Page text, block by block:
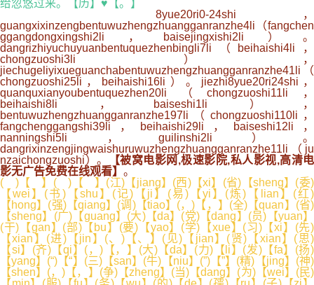
给忽悠过来。【历】♥【。】
8yue20ri0-24shi，
guangxixinzengbentuwuzhengzhuangganranzhe4li（fangchen
ggangdongxingshi2li，baisejingxishi2li）。
dangrizhiyuchuyuanbentuquezhenbingli7li（beihaishi4li，
chongzuoshi3li），
jiechugeliyixueguanchabentuwuzhengzhuangganranzhe41li（
chongzuoshi25li，beihaishi16li）。jiezhi8yue20ri24shi，
quanquxianyoubentuquezhen20li（chongzuoshi11li，
beihaishi8li，baiseshi1li），
bentuwuzhengzhuangganranzhe197li（chongzuoshi110li，
fangchenggangshi39li，beihaishi29li，baiseshi12li，
nanningshi5li，guilinshi2li）。
dangrixinzengjingwaishuruwuzhengzhuangganranzhe11li（ju
nzaichongzuoshi）。
【被窝电影网,极速影院,私人影视,高清电
影无广告免费在线观看】 。
( )【 】( )【 】(江)【jiang】(西)【xi】(省)【sheng】(委)
【wei】(书)【shu】(记)【ji】(易)【yi】(炼)【lian】(红)
【hong】(强)【qiang】(调)【tiao】(，)【，】(全)【quan】(省)
【sheng】(广)【guang】(大)【da】(党)【dang】(员)【yuan】
(干)【gan】(部)【bu】(要)【yao】(学)【xue】(习)【xi】(先)
【xian】(进)【jin】(、)【、】(见)【jian】(贤)【xian】(思)
【si】(齐)【qi】(，)【，】(大)【da】(力)【li】(发)【fa】(扬)
【yang】(“)【“】(三)【san】(牛)【niu】(”)【”】(精)【jing】(神)
【shen】(，)【，】(争)【zheng】(当)【dang】(为)【wei】(民)